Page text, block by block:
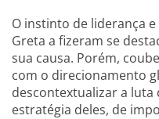
O instinto de liderança
Greta a fizeram se
sua causa. Porém,
com o direcionamento
descontextualizar a luta
estratégia deles, de